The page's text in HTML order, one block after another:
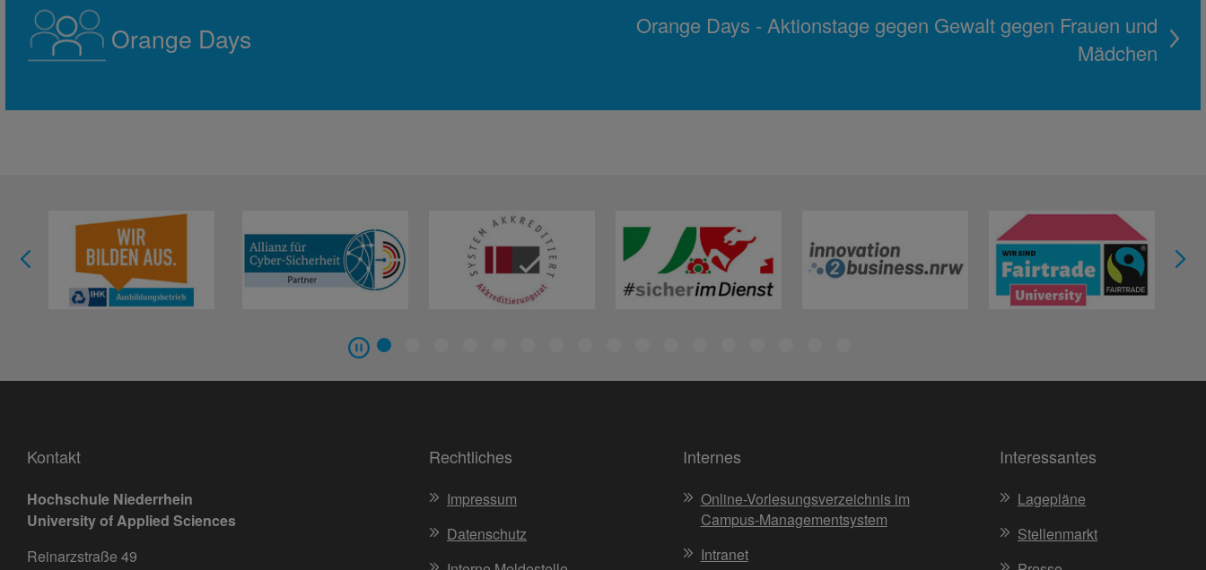
Orange Days
Orange Days - Aktionstage gegen Gewalt gegen Frauen und
Mädchen
Kontakt
Hochschule Niederrhein
University of Applied Sciences
Reinarzstraße 49
Rechtliches
Impressum
Datenschutz
Internes
Online-Vorlesungsverzeichnis im
Campus-Managementsystem
Intranet
Interessantes
Lagepläne
Stellenmarkt